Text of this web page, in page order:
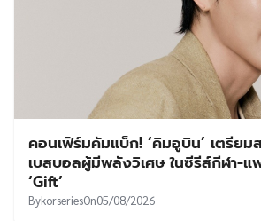
คอนเฟิร์มคัมแบ็ก! ‘คิมอูบิน’ เตรียม
เบสบอลผู้มีพลังวิเศษ ในซีรีส์กีฬา-แ
‘Gift’
BykorseriesOn05/08/2026